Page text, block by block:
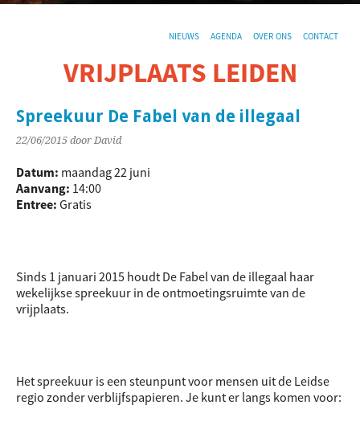
NIEUWS AGENDA OVER ONS CONTACT
VRIJPLAATS LEIDEN
Spreekuur De Fabel van de illegaal
22/06/2015 door David
Datum: maandag 22 juni
Aanvang: 14:00
Entree: Gratis
Sinds 1 januari 2015 houdt De Fabel van de illegaal haar
wekelijkse spreekuur in de ontmoetingsruimte van de
vrijplaats.
Het spreekuur is een steunpunt voor mensen uit de Leidse
regio zonder verblijfspapieren. Je kunt er langs komen voor: